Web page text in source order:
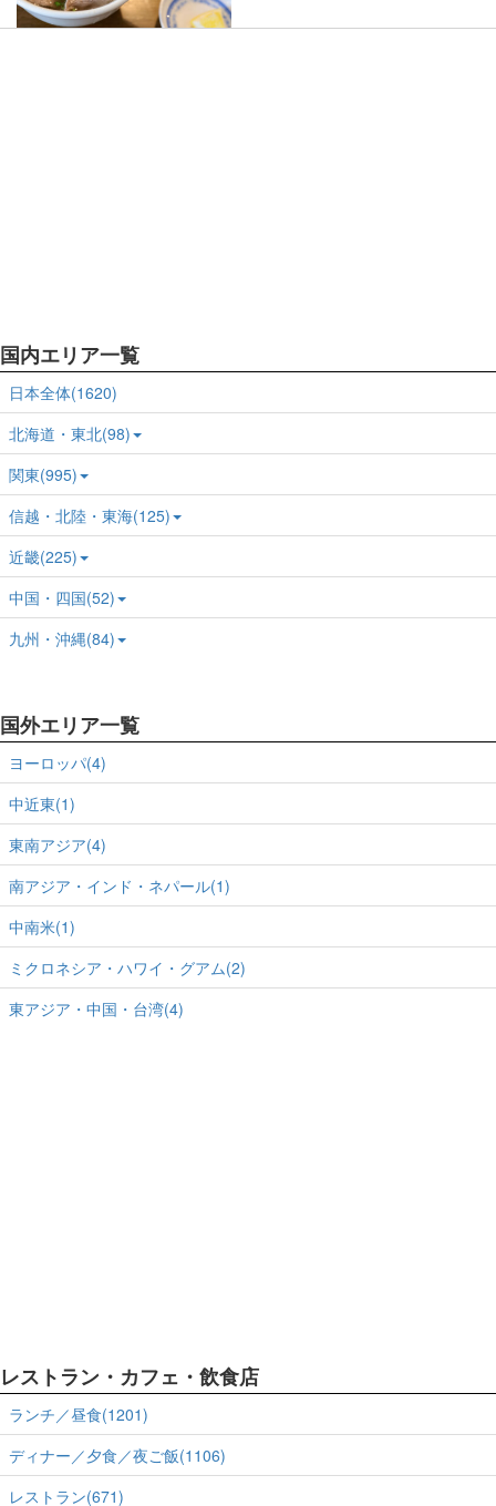
国内エリア一覧
日本全体(1620)
北海道・東北(98)
関東(995)
信越・北陸・東海(125)
近畿(225)
中国・四国(52)
九州・沖縄(84)
国外エリア一覧
ヨーロッパ(4)
中近東(1)
東南アジア(4)
南アジア・インド・ネパール(1)
中南米(1)
ミクロネシア・ハワイ・グアム(2)
東アジア・中国・台湾(4)
レストラン・カフェ・飲食店
ランチ／昼食(1201)
ディナー／夕食／夜ご飯(1106)
レストラン(671)